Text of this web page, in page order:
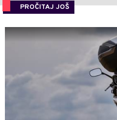
PROČITAJ JOŠ